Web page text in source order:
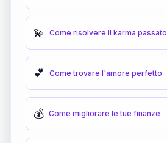
💫 Come risolvere il karma passato
💕 Come trovare l'amore perfetto
💰 Come migliorare le tue finanze